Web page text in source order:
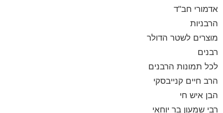
אדמורי חב"ד
הרבניות
מוצרים לשטר הדולר
רבנים
לכל תמונות הרבנים
הרב חיים קנייבסקי
הבן איש חי
רבי שמעון בר יוחאי